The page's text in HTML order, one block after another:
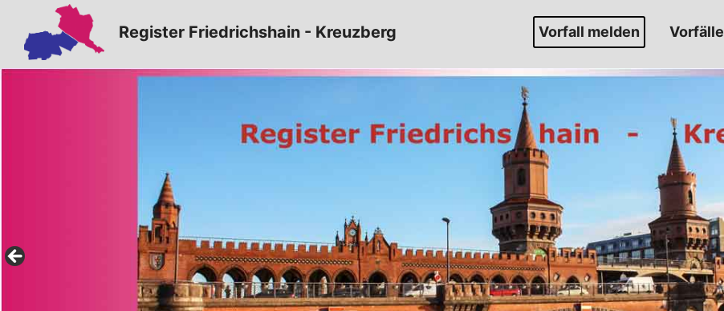
Inhalt
springen
Register Friedrichshain - Kreuzberg Vorfall melden Vorfälle